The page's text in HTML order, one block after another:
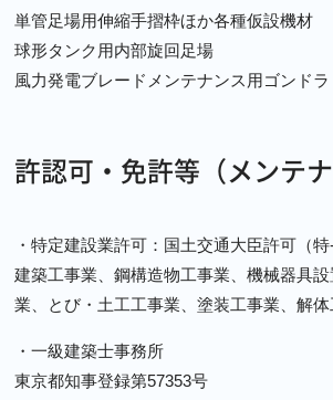
単管足場用伸縮手摺枠ほか各種仮設機材
球形タンク用内部旋回足場
風力発電ブレードメンテナンス用ゴンドラ
許認可・免許等（メンテナ
・特定建設業許可：国土交通大臣許可（
建築工事業、鋼構造物工事業、機械器具
業、とび・土工工事業、塗装工事業、解体
・一級建築士事務所
東京都知事登録第57353号